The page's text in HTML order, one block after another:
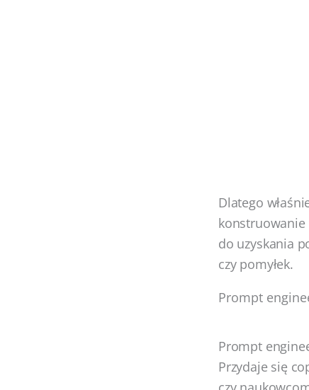
Dlatego
konstruowanie
do uzyskania
czy pomyłek.
Prompt
Prompt
Przydaje się